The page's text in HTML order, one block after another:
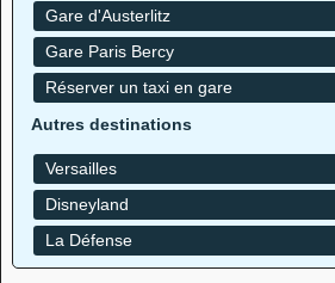
Gare d'Austerlitz
Gare Paris Bercy
Réserver un taxi en gare
Autres destinations
Versailles
Disneyland
La Défense